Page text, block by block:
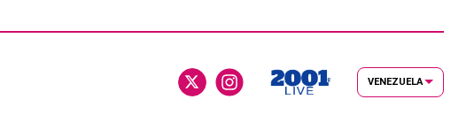
VENEZUELA